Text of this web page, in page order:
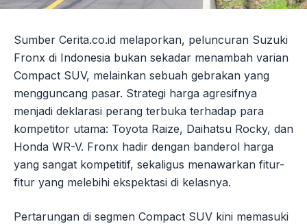
Sumber Cerita.co.id melaporkan, peluncuran Suzuki
Fronx di Indonesia bukan sekadar menambah varian
Compact SUV, melainkan sebuah gebrakan yang
mengguncang pasar. Strategi harga agresifnya
menjadi deklarasi perang terbuka terhadap para
kompetitor utama: Toyota Raize, Daihatsu Rocky, dan
Honda WR-V. Fronx hadir dengan banderol harga
yang sangat kompetitif, sekaligus menawarkan fitur-
fitur yang melebihi ekspektasi di kelasnya.
Pertarungan di segmen Compact SUV kini memasuki